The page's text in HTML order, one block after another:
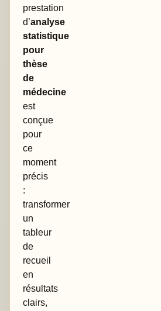
prestation
d’analyse
statistique
pour
thèse
de
médecine
est
conçue
pour
ce
moment
précis
:
transformer
un
tableur
de
recueil
en
résultats
clairs,